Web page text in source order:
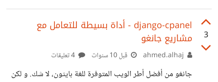
http://campus.codeschool.com/courses/try-
django
3
django-cpanel - أداة بسيطة للتعامل مع
مشاريع جانغو
قبل 10 سنوات
جانغو من أفضل أطر الويب المتوفرة للغة بايثون، لا شك. و لكن